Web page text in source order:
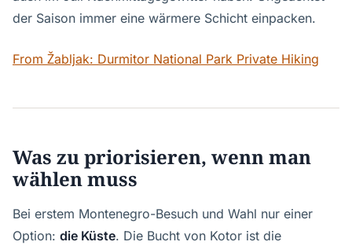
der Saison immer eine wärmere Schicht einpacken.
From Žabljak: Durmitor National Park Private Hiking
Was zu priorisieren, wenn man
wählen muss
Bei erstem Montenegro-Besuch und Wahl nur einer
Option: die Küste. Die Bucht von Kotor ist die